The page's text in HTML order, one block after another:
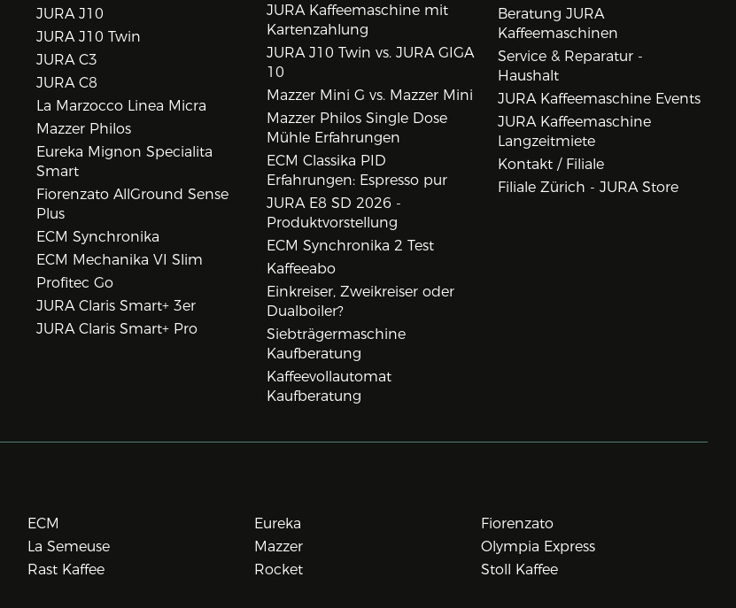
JURA J10
JURA J10 Twin
JURA C3
JURA C8
La Marzocco Linea Micra
Mazzer Philos
Eureka Mignon Specialita
Smart
Fiorenzato AllGround Sense
Plus
ECM Synchronika
ECM Mechanika VI Slim
Profitec Go
JURA Claris Smart+ 3er
JURA Claris Smart+ Pro
JURA Kaffeemaschine mit
Kartenzahlung
JURA J10 Twin vs. JURA GIGA
10
Mazzer Mini G vs. Mazzer Mini
Mazzer Philos Single Dose
Mühle Erfahrungen
ECM Classika PID
Erfahrungen: Espresso pur
JURA E8 SD 2026 -
Produktvorstellung
ECM Synchronika 2 Test
Kaffeeabo
Einkreiser, Zweikreiser oder
Dualboiler?
Siebträgermaschine
Kaufberatung
Kaffeevollautomat
Kaufberatung
Beratung JURA
Kaffeemaschinen
Service & Reparatur -
Haushalt
JURA Kaffeemaschine Events
JURA Kaffeemaschine
Langzeitmiete
Kontakt / Filiale
Filiale Zürich - JURA Store
ECM Eureka
Fiorenzato
La Semeuse Mazzer
Olympia Express
Rast Kaffee Rocket
Stoll Kaffee